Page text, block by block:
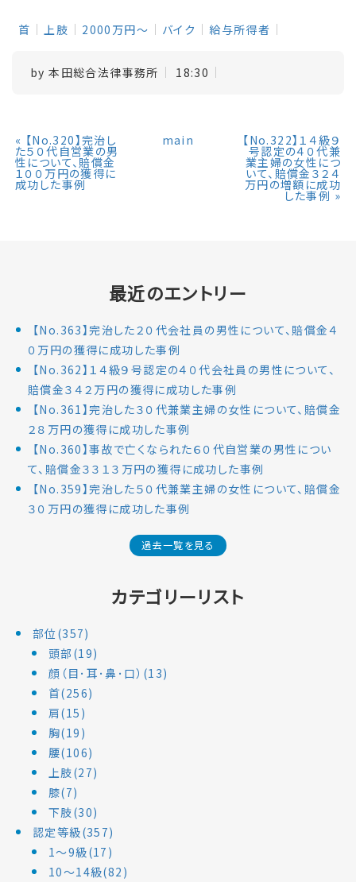
首 上肢 2000万円～ バイク 給与所得者
by本田総合法律事務所 18:30
« 【No.320】完治し
た５０代自営業の男
性について、賠償金
１００万円の獲得に
成功した事例
main 【No.322】１４級９
号認定の４０代兼
業主婦の女性につ
いて、賠償金３２４
万円の増額に成功
した事例 »
最近のエントリー
【No.363】完治した２０代会社員の男性について、賠償金４
０万円の獲得に成功した事例
【No.362】１４級９号認定の４０代会社員の男性について、
賠償金３４２万円の獲得に成功した事例
【No.361】完治した３０代兼業主婦の女性について、賠償金
２８万円の獲得に成功した事例
【No.360】事故で亡くなられた６０代自営業の男性につい
て、賠償金３３１３万円の獲得に成功した事例
【No.359】完治した５０代兼業主婦の女性について、賠償金
３０万円の獲得に成功した事例
過去一覧を見る
カテゴリーリスト
部位(357)
頭部(19)
顔（目･耳･鼻･口）(13)
首(256)
肩(15)
胸(19)
腰(106)
上肢(27)
膝(7)
下肢(30)
認定等級(357)
1～9級(17)
10～14級(82)